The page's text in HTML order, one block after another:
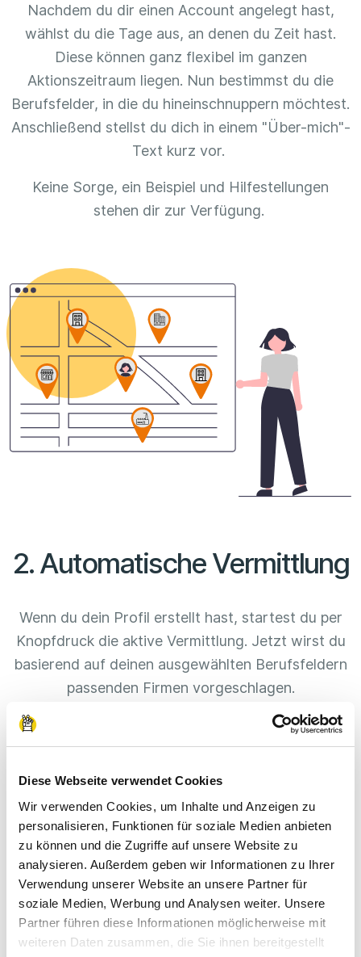
Diese Webseite verwendet Cookies
Wir verwenden Cookies, um Inhalte und Anzeigen zu
personalisieren, Funktionen für soziale Medien anbieten
zu können und die Zugriffe auf unsere Website zu
analysieren. Außerdem geben wir Informationen zu Ihrer
Verwendung unserer Website an unsere Partner für
soziale Medien, Werbung und Analysen weiter. Unsere
Partner führen diese Informationen möglicherweise mit
weiteren Daten zusammen, die Sie ihnen bereitgestellt
Nachdem du dir einen Account angelegt hast,
wählst du die Tage aus, an denen du Zeit hast.
Diese können ganz flexibel im ganzen
Aktionszeitraum liegen. Nun bestimmst du die
Berufsfelder, in die du hineinschnuppern möchtest.
Anschließend stellst du dich in einem "Über-mich"-
Text kurz vor.
Keine Sorge, ein Beispiel und Hilfestellungen
stehen dir zur Verfügung.
2. Automatische Vermittlung
Wenn du dein Profil erstellt hast, startest du per
Knopfdruck die aktive Vermittlung. Jetzt wirst du
basierend auf deinen ausgewählten Berufsfeldern
passenden Firmen vorgeschlagen.
In deinem Profil kannst du immer den aktuellen
Stand deiner Vermittlung verfolgen. Sobald dich